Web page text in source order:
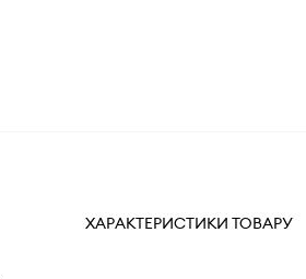
ХАРАКТЕРИСТИКИ ТОВАРУ